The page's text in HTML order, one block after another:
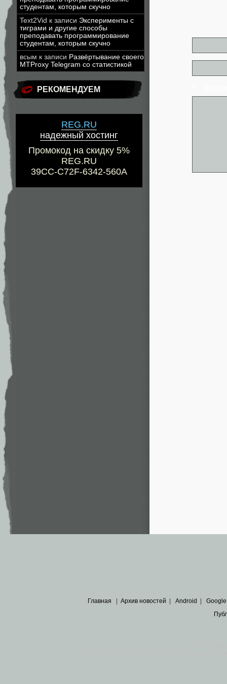
студентам, которым скучно
Text2Vid к записи Эксперименты с
тиграми и другие способы
преподавать программирование
студентам, которым скучно
всым к записи Развёртывание своего
MTProxy Telegram со статистикой
РЕКОМЕНДУЕМ
REG.RU
надежный хостинг
Промокод на скидку 5%
REG.RU
39CC-C72F-6342-560A
Главная Архив новостей Android Google